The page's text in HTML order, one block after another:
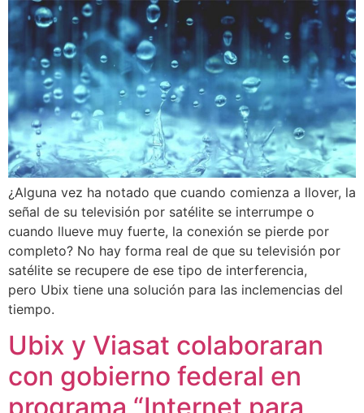
¿Alguna vez ha notado que cuando comienza a llover, la
señal de su televisión por satélite se interrumpe o
cuando llueve muy fuerte, la conexión se pierde por
completo? No hay forma real de que su televisión por
satélite se recupere de ese tipo de interferencia,
pero Ubix tiene una solución para las inclemencias del
tiempo.
Ubix y Viasat colaboraran
con gobierno federal en